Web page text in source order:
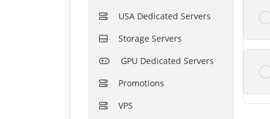
USA Dedicated Servers
Storage Servers
GPU Dedicated Servers
Promotions
VPS